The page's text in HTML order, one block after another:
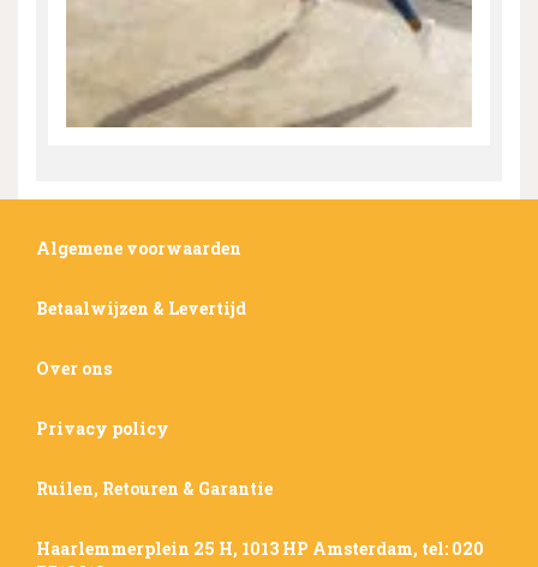
Algemene voorwaarden
Betaalwijzen & Levertijd
Over ons
Privacy policy
Ruilen, Retouren & Garantie
Haarlemmerplein 25 H, 1013 HP Amsterdam, tel: 020